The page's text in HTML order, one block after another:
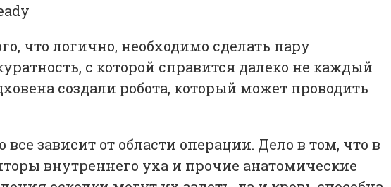
что логично, необходимо сделать пару
с которой справится далеко не каждый
создали робота, который может проводить
зависит от области операции. Дело в том, что в
внутреннего уха и прочие анатомические